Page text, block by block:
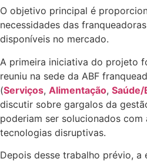
O objetivo principal é
necessidades das
disponíveis no mercado.
A primeira iniciativa do projeto
reuniu na sede da ABF
(Serviços, Alimentação, Saúde/
discutir sobre gargalos da
poderiam ser solucionados com
tecnologias disruptivas.
Depois desse trabalho prévio, a